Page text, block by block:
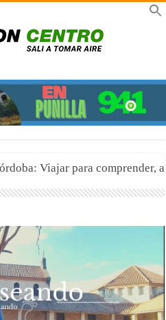
Viajar para comprender,